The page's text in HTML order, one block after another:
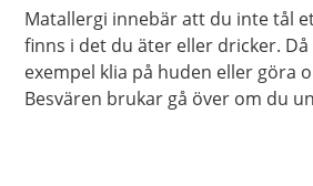
Matallergi innebär att du inte tål
finns i det du äter eller dricker.
exempel klia på huden eller göra
Besvären brukar gå över om du